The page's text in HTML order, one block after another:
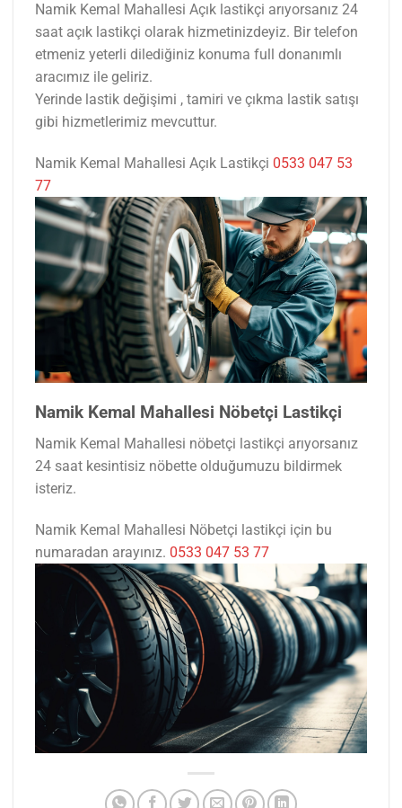
Namik Kemal Mahallesi Açık lastikçi arıyorsanız 24
saat açık lastikçi olarak hizmetinizdeyiz. Bir telefon
etmeniz yeterli dilediğiniz konuma full donanımlı
aracımız ile geliriz.
Yerinde lastik değişimi , tamiri ve çıkma lastik satışı
gibi hizmetlerimiz mevcuttur.
Namik Kemal Mahallesi Açık Lastikçi 0533 047 53
77
Namik Kemal Mahallesi Nöbetçi Lastikçi
Namik Kemal Mahallesi nöbetçi lastikçi arıyorsanız
24 saat kesintisiz nöbette olduğumuzu bildirmek
isteriz.
Namik Kemal Mahallesi Nöbetçi lastikçi için bu
numaradan arayınız. 0533 047 53 77